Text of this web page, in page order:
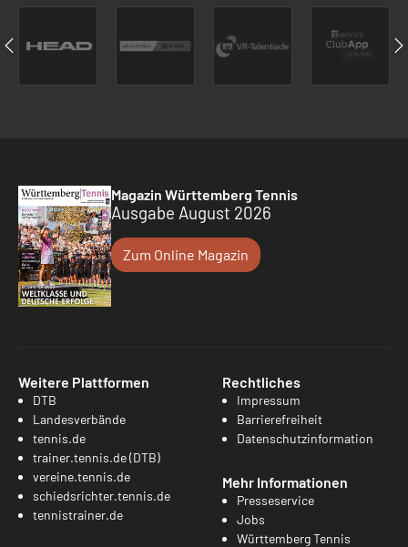
Magazin Württemberg Tennis
Ausgabe August 2026
Zum Online Magazin
Weitere Plattformen
DTB
Landesverbände
tennis.de
trainer.tennis.de (DTB)
vereine.tennis.de
schiedsrichter.tennis.de
tennistrainer.de
Rechtliches
Impressum
Barrierefreiheit
Datenschutzinformation
Mehr Informationen
Presseservice
Jobs
Württemberg Tennis